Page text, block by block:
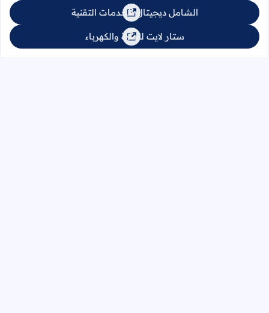
الشامل ديجيتال للخدمات التقنية
ستار لايت للإنارة والكهرباء